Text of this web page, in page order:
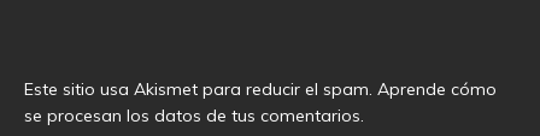
Este sitio usa Akismet para reducir el spam. Aprende cómo
se procesan los datos de tus comentarios.